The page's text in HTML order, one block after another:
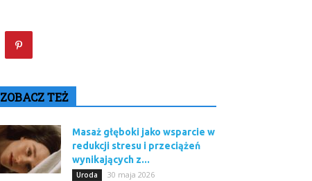
ZOBACZ TEŻ
Masaż głęboki jako wsparcie w
redukcji stresu i przeciążeń
wynikających z...
Uroda 30 maja 2026